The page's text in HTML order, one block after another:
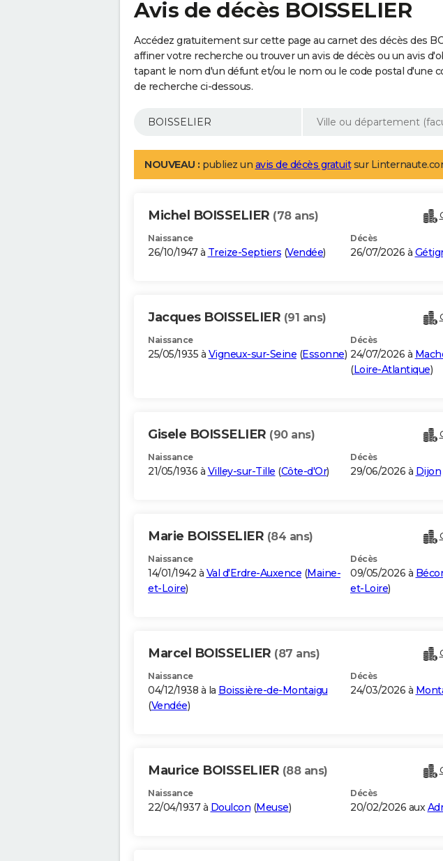
Avis de décès BOISSELIER
Accédez gratuitement sur cette page au carnet des décès des
affiner votre recherche ou trouver un avis de décès ou un avis
tapant le nom d'un défunt et/ou le nom ou le code postal d'une
de recherche ci-dessous.
NOUVEAU : publiez un avis de décès gratuitsur
Michel BOISSELIER (78 ans)
Naissance
26/10/1947 à Treize-Septiers (Vendée)
Décès
26/07/2026 à
Jacques BOISSELIER (91 ans)
Naissance
25/05/1935 à Vigneux-sur-Seine (Essonne)
Décès
24/07/2026 à
(Loire-Atlantique)
Gisele BOISSELIER (90 ans)
Naissance
21/05/1936 à Villey-sur-Tille (Côte-d'Or)
Décès
29/06/2026 à Dijon
Marie BOISSELIER (84 ans)
Naissance
14/01/1942 à Val d'Erdre-Auxence (Maine-
et-Loire)
Décès
09/05/2026 à
et-Loire)
Marcel BOISSELIER (87 ans)
Naissance
04/12/1938 à la Boissière-de-Montaigu
(Vendée)
Décès
24/03/2026 à
Maurice BOISSELIER (88 ans)
Naissance
22/04/1937 à Doulcon (Meuse)
Décès
20/02/2026 aux